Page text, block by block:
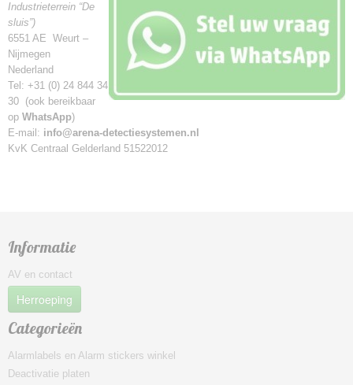
Industrieterrein “De
sluis”)
6551 AE Weurt –
Nijmegen
Nederland
Tel: +31 (0) 24 844 34
30 (ook bereikbaar
op WhatsApp)
E-mail: info@arena-detectiesystemen.nl
KvK Centraal Gelderland 51522012
Informatie
AV en contact
Herroeping
Categorieën
Alarmlabels en Alarm stickers winkel
Deactivatie platen